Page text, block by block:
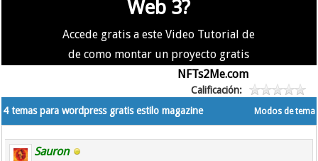
Web 3?
Accede gratis a este Video Tutorial de
de como montar un proyecto gratis
NFTs2Me.com
Calificación:
Modos de tema
4 temas para wordpress gratis estilo magazine
Sauron